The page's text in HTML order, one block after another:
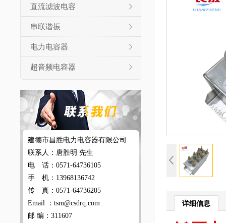
直流滤波电容
串联谐振
电力电容器
超音频电容器
建德市昌胜电力电容器有限公司
联系人：唐胜明 先生
电 话：0571-64736105
手 机：13968136742
传 真：0571-64736205
Email ：tsm@csdrq.com
邮 编：311607
详细信息